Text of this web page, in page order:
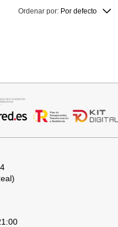
Ordenar por: Por defecto